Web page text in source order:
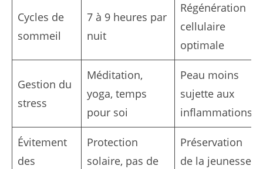
Cycles de
sommeil
7 à 9 heures par
nuit
Régénération
cellulaire
optimale
Gestion du
stress
Méditation,
yoga, temps
pour soi
Peau moins
sujette aux
inflammations
Évitement
des
Protection
solaire, pas de
Préservation
de la jeunesse